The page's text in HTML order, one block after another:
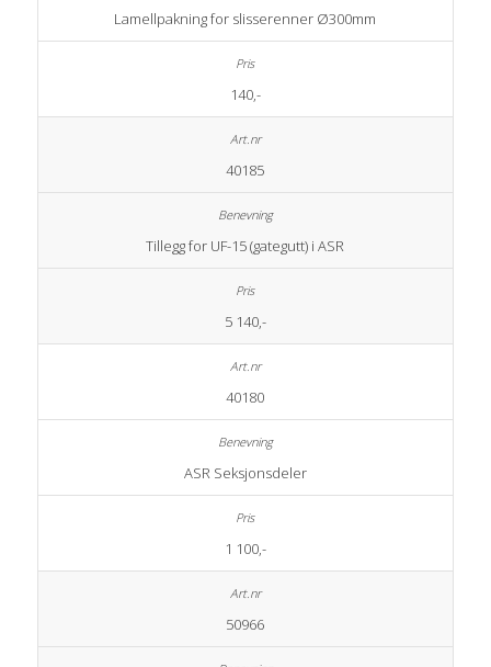
Lamellpakning for slisserenner Ø300mm
140,-
40185
Tillegg for UF-15 (gategutt) i ASR
5 140,-
40180
ASR Seksjonsdeler
1 100,-
50966